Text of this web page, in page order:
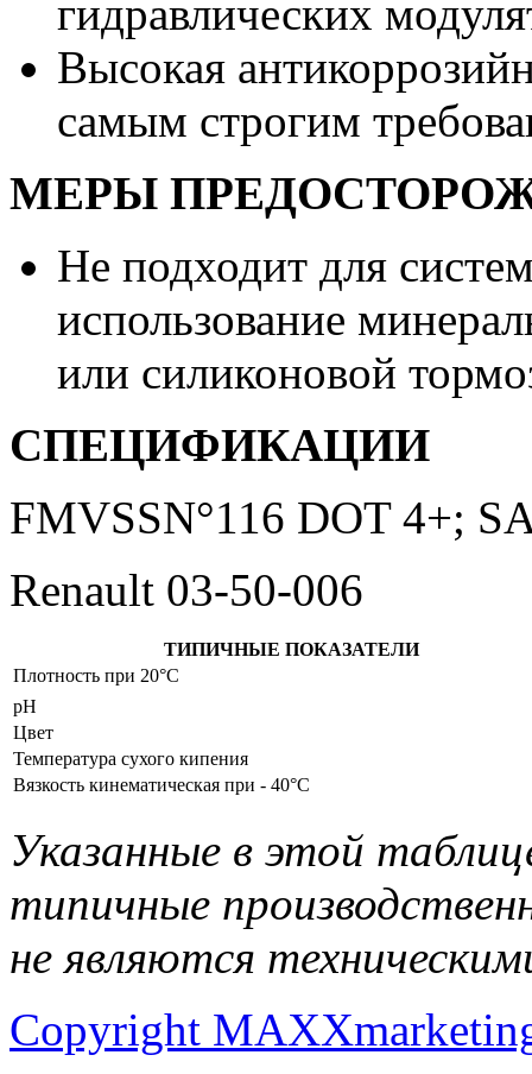
гидравлических
Высокая
самым строгим
МЕРЫ
Не подходит для
использование
или силиконовой
СПЕЦИФИКАЦИИ
FMVSSN°116 DOT 4+;
Renault 03-50-006
ТИПИЧНЫЕ ПОКАЗАТЕЛИ
Плотность при 20°C
рН
Цвет
Температура сухого кипения
Вязкость кинематическая при - 40°C
Указанные в этой
типичные
не являются
Copyright